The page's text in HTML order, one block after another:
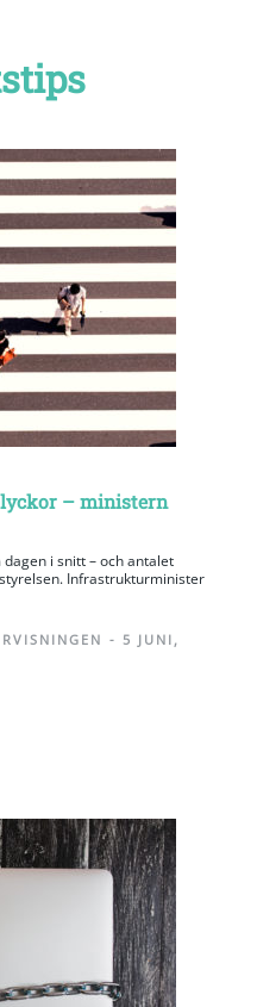
– ministern
i snitt – och antalet
Infrastrukturminister
- 5 JUNI,